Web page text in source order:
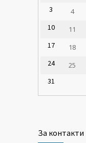
3
4
10
11
17
18
24
25
31
За контакти